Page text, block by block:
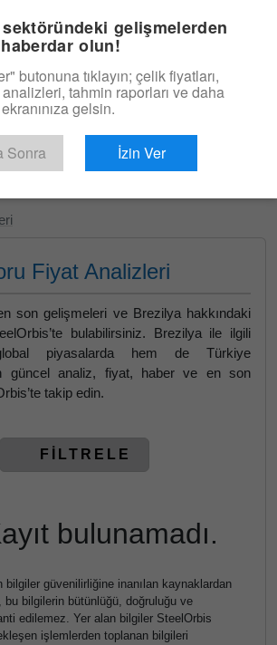
Ücretsiz Deneyin
Fiyat Analizleri
son gelişmeleri ve Brezilya hakkındaki
bulabilirsiniz. Brezilya ile ilgili
piyasalarda hem de Türkiye
güncel analiz, fiyat, haber ve en son
takip edin.
FİLTRELE
bulunamadı.
bilgiler güvenilirliğine inanılan kaynaklardan
bu bilgilerin bütünlüğü, doğruluğu ve
edilemez. Yer alan bilgiler SteelOrbis
işlemlerden toplanan bilgileri
gelişmelerden
olun!
butonuna tıklayın; çelik fiyatları,
tahmin raporları ve daha
gelsin.
Sonra İzin Ver